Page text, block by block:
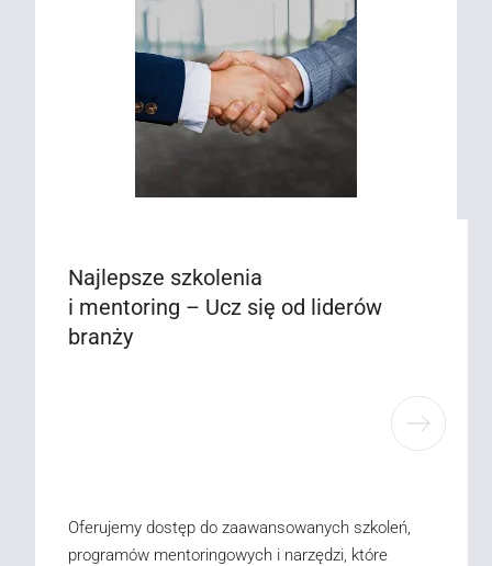
Najlepsze szkolenia
i mentoring – Ucz się od liderów
branży
Oferujemy dostęp do zaawansowanych szkoleń,
programów mentoringowych i narzędzi, które